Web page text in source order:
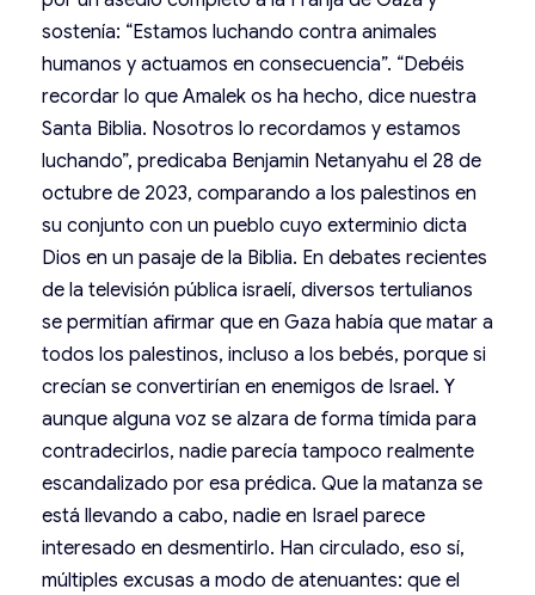
sostenía: “Estamos luchando contra animales
humanos y actuamos en consecuencia”. “Debéis
recordar lo que Amalek os ha hecho, dice nuestra
Santa Biblia. Nosotros lo recordamos y estamos
luchando”, predicaba Benjamin Netanyahu el 28 de
octubre de 2023, comparando a los palestinos en
su conjunto con un pueblo cuyo exterminio dicta
Dios en un pasaje de la Biblia. En debates recientes
de la televisión pública israelí, diversos tertulianos
se permitían afirmar que en Gaza había que matar a
todos los palestinos, incluso a los bebés, porque si
crecían se convertirían en enemigos de Israel. Y
aunque alguna voz se alzara de forma tímida para
contradecirlos, nadie parecía tampoco realmente
escandalizado por esa prédica. Que la matanza se
está llevando a cabo, nadie en Israel parece
interesado en desmentirlo. Han circulado, eso sí,
múltiples excusas a modo de atenuantes: que el